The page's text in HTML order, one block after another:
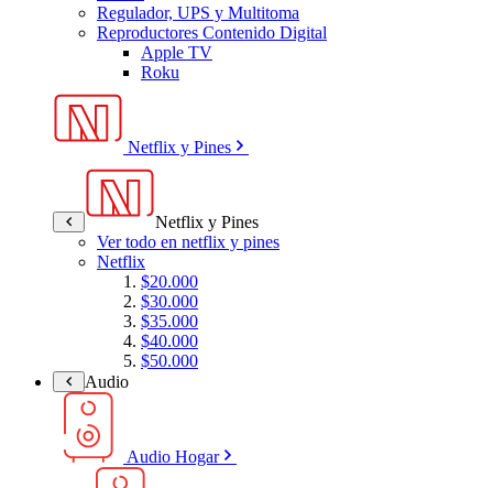
Regulador, UPS y Multitoma
Reproductores Contenido Digital
Apple TV
Roku
Netflix y Pines
Netflix y Pines
Ver todo en netflix y pines
Netflix
$20.000
$30.000
$35.000
$40.000
$50.000
Audio
Audio Hogar